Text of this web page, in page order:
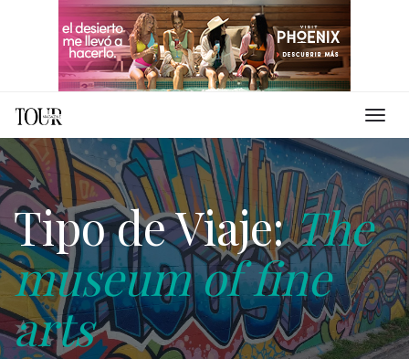
Tipo de Viaje:The
museum of fine
arts